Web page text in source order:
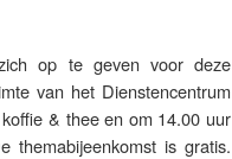
op te geven voor deze
van het Dienstencentrum
& thee en om 14.00 uur
themabijeenkomst is gratis.